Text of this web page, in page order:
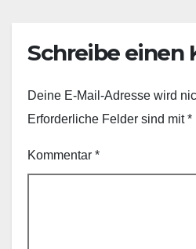
Schreibe einen
Deine E-Mail-Adresse wird
Erforderliche Felder sind mit*
Kommentar *